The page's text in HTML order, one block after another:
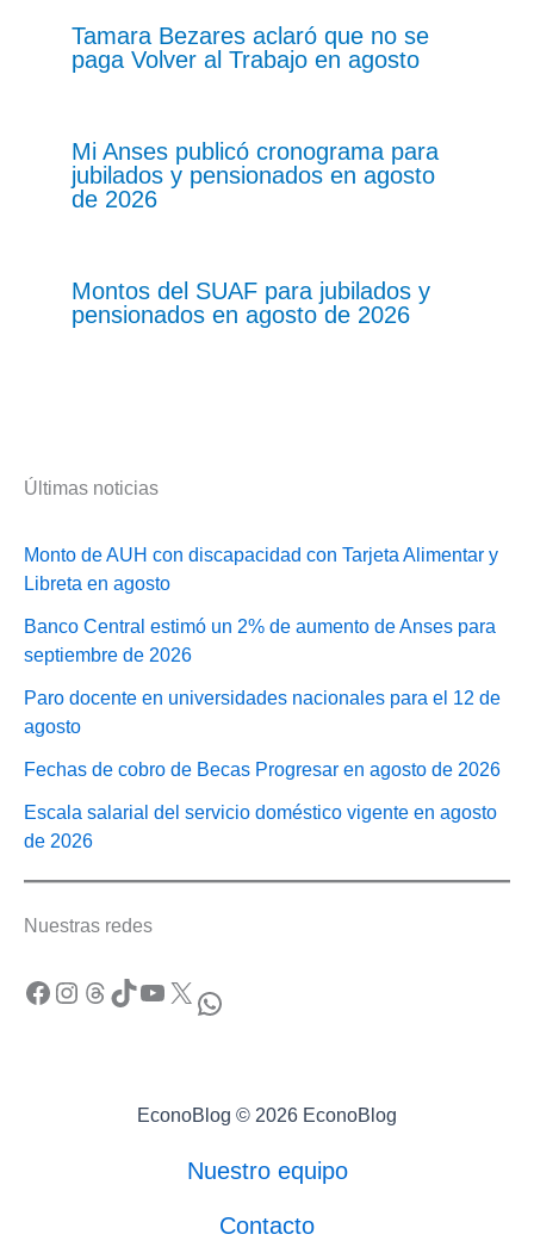
Tamara Bezares aclaró que no se
paga Volver al Trabajo en agosto
Mi Anses publicó cronograma para
jubilados y pensionados en agosto
de 2026
Montos del SUAF para jubilados y
pensionados en agosto de 2026
Últimas noticias
Monto de AUH con discapacidad con Tarjeta Alimentar y
Libreta en agosto
Banco Central estimó un 2% de aumento de Anses para
septiembre de 2026
Paro docente en universidades nacionales para el 12 de
agosto
Fechas de cobro de Becas Progresar en agosto de 2026
Escala salarial del servicio doméstico vigente en agosto
de 2026
Nuestras redes
Facebook Instagram Threads TikTok YouTube X WhatsApp
EconoBlog © 2026 EconoBlog
Nuestro equipo
Contacto